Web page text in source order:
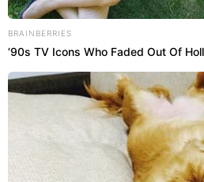
BRAINBERRIES
’90s TV Icons Who Faded Out Of